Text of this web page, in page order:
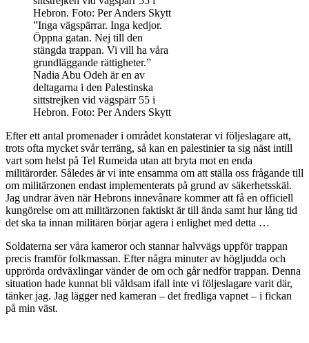
”Inga vägspärrar. Inga kedjor.
Öppna gatan. Nej till den
stängda trappan. Vi vill ha våra
grundläggande rättigheter.”
Nadia Abu Odeh är en av
deltagarna i den Palestinska
sittstrejken vid vägspärr 55 i
Hebron. Foto: Per Anders Skytt
Efter ett antal promenader i området konstaterar vi följeslagare att,
trots ofta mycket svår terräng, så kan en palestinier ta sig näst intill
vart som helst på Tel Rumeida utan att bryta mot en enda
militärorder. Således är vi inte ensamma om att ställa oss frågande till
om militärzonen endast implementerats på grund av säkerhetsskäl.
Jag undrar även när Hebrons innevånare kommer att få en officiell
kungörelse om att militärzonen faktiskt är till ända samt hur lång tid
det ska ta innan militären börjar agera i enlighet med detta …
Soldaterna ser våra kameror och stannar halvvägs uppför trappan
precis framför folkmassan. Efter några minuter av högljudda och
upprörda ordväxlingar vänder de om och går nedför trappan. Denna
situation hade kunnat bli våldsam ifall inte vi följeslagare varit där,
tänker jag. Jag lägger ned kameran – det fredliga vapnet – i fickan
på min väst.